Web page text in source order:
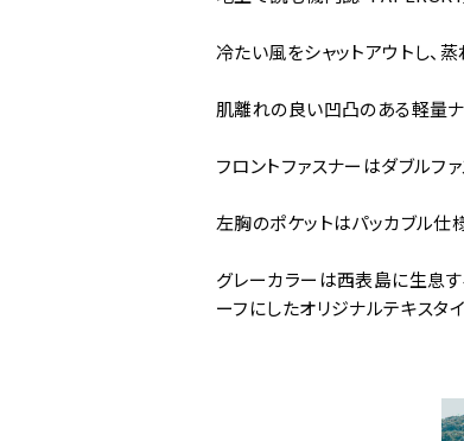
冷たい風をシャットアウトし、
肌離れの良い凹凸のある軽量ナ
フロントファスナーはダブルフ
左胸のポケットはパッカブル仕
グレーカラーは西表島に生息
ーフにしたオリジナルテキスタ